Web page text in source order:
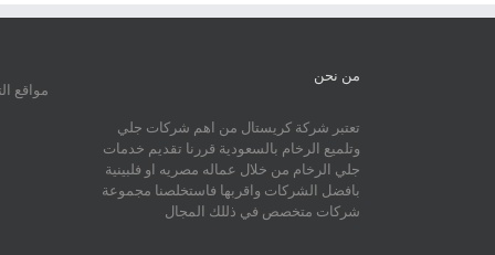
من نحن
تعتبر شركة كريستال من اهم شركات جلي
وتلميع الرخام بالسعودية قررنا تقديم خدمات
جلي الرخام من خلال عماله مصريه او فلبينية
بافضل الشركات واقربها فاستخلصنا مجموعة
شركات متخصص في ذللك المجال
مواقع